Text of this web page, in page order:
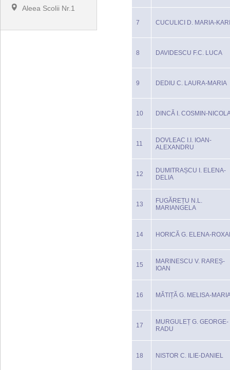
Aleea Scolii Nr.1
7 CUCULICI D. MARIA-
8 DAVIDESCU F.C. LUCA
9 DEDIU C. LAURA-MARIA
10 DINCĂ I. COSMIN-
11
DOVLEAC I.I. IOAN-
ALEXANDRU
12
DUMITRAȘCU I. ELENA-
DELIA
13
FUGĂREȚU N.L.
MARIANGELA
14 HORICĂ G. ELENA-
15
MARINESCU V. RAREȘ-
IOAN
16 MĂTIȚĂ G. MELISA-
17
MURGULEȚ G. GEORGE-
RADU
18 NISTOR C. ILIE-DANIEL